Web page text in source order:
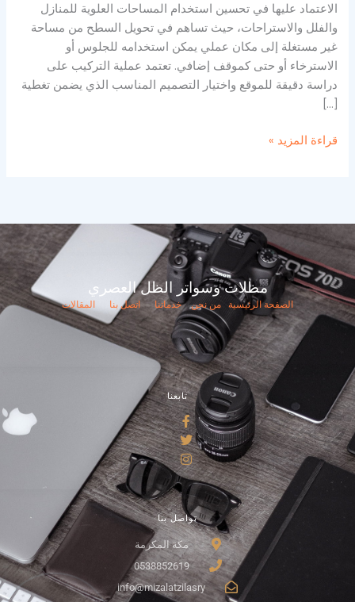
الاعتماد عليها في تحسين استخدام المساحات العلوية للمنازل
والفلل والاستراحات، حيث تساهم في تحويل السطح من مساحة
غير مستغلة إلى مكان عملي يمكن استخدامه للجلوس أو
الاسترخاء أو حتى كموقف إضافي. تعتمد عملية التركيب على
دراسة دقيقة للموقع واختيار التصميم المناسب الذي يضمن تغطية
[…]
قراءة المزيد »
تواصل بنا
مكة المكرمة
0538852619
info@mizalatzilasry
تابعنا
مظلات وسواتر الظل العصري
الصفحة الرئيسية من نحن خدماتنا اتصل بنا المقالات